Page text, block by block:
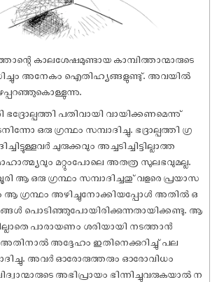
കാലശേ‌ഷമുണ്ടായ കാമ്പിത്താന്മാരുടെ
അനേകം ഐതിഹ്യങ്ങളുണ്ടു്. അവയിൽ
ഭദ്രോല്പത്തി പതിവായി വായിക്കണമെന്നു്
ഒരു ഗ്രന്ഥം സമ്പാദിച്ചു. ഭദ്രാല്പത്തി ഗ്ര
ചുരുക്കവും അച്ചടിച്ചിട്ടില്ലാത്ത
മറ്റുംപോലെ അതത്ര സുലഭവുമല്ല.
ആ ഒരു ഗ്രന്ഥം സമ്പാദിച്ചതു് വളരെ പ്രയാസ
ആ ഗ്രന്ഥം അഴിച്ചുനോക്കിയപ്പോൾ അതിൽ ഒ
പൊടിഞ്ഞുപോയിരിക്കുന്നതായിക്കണ്ടു. ആ
പാരായണം ശരിയായി നടത്താൻ
അതിനാൽ അദ്ദേഹം ഇതിനെക്കുറിച്ചു് പല
അവർ ഓരോരുത്തരും ഓരോവിധം
അഭിപ്രായം ഭിന്നിച്ചുവരുകയാൽ ന